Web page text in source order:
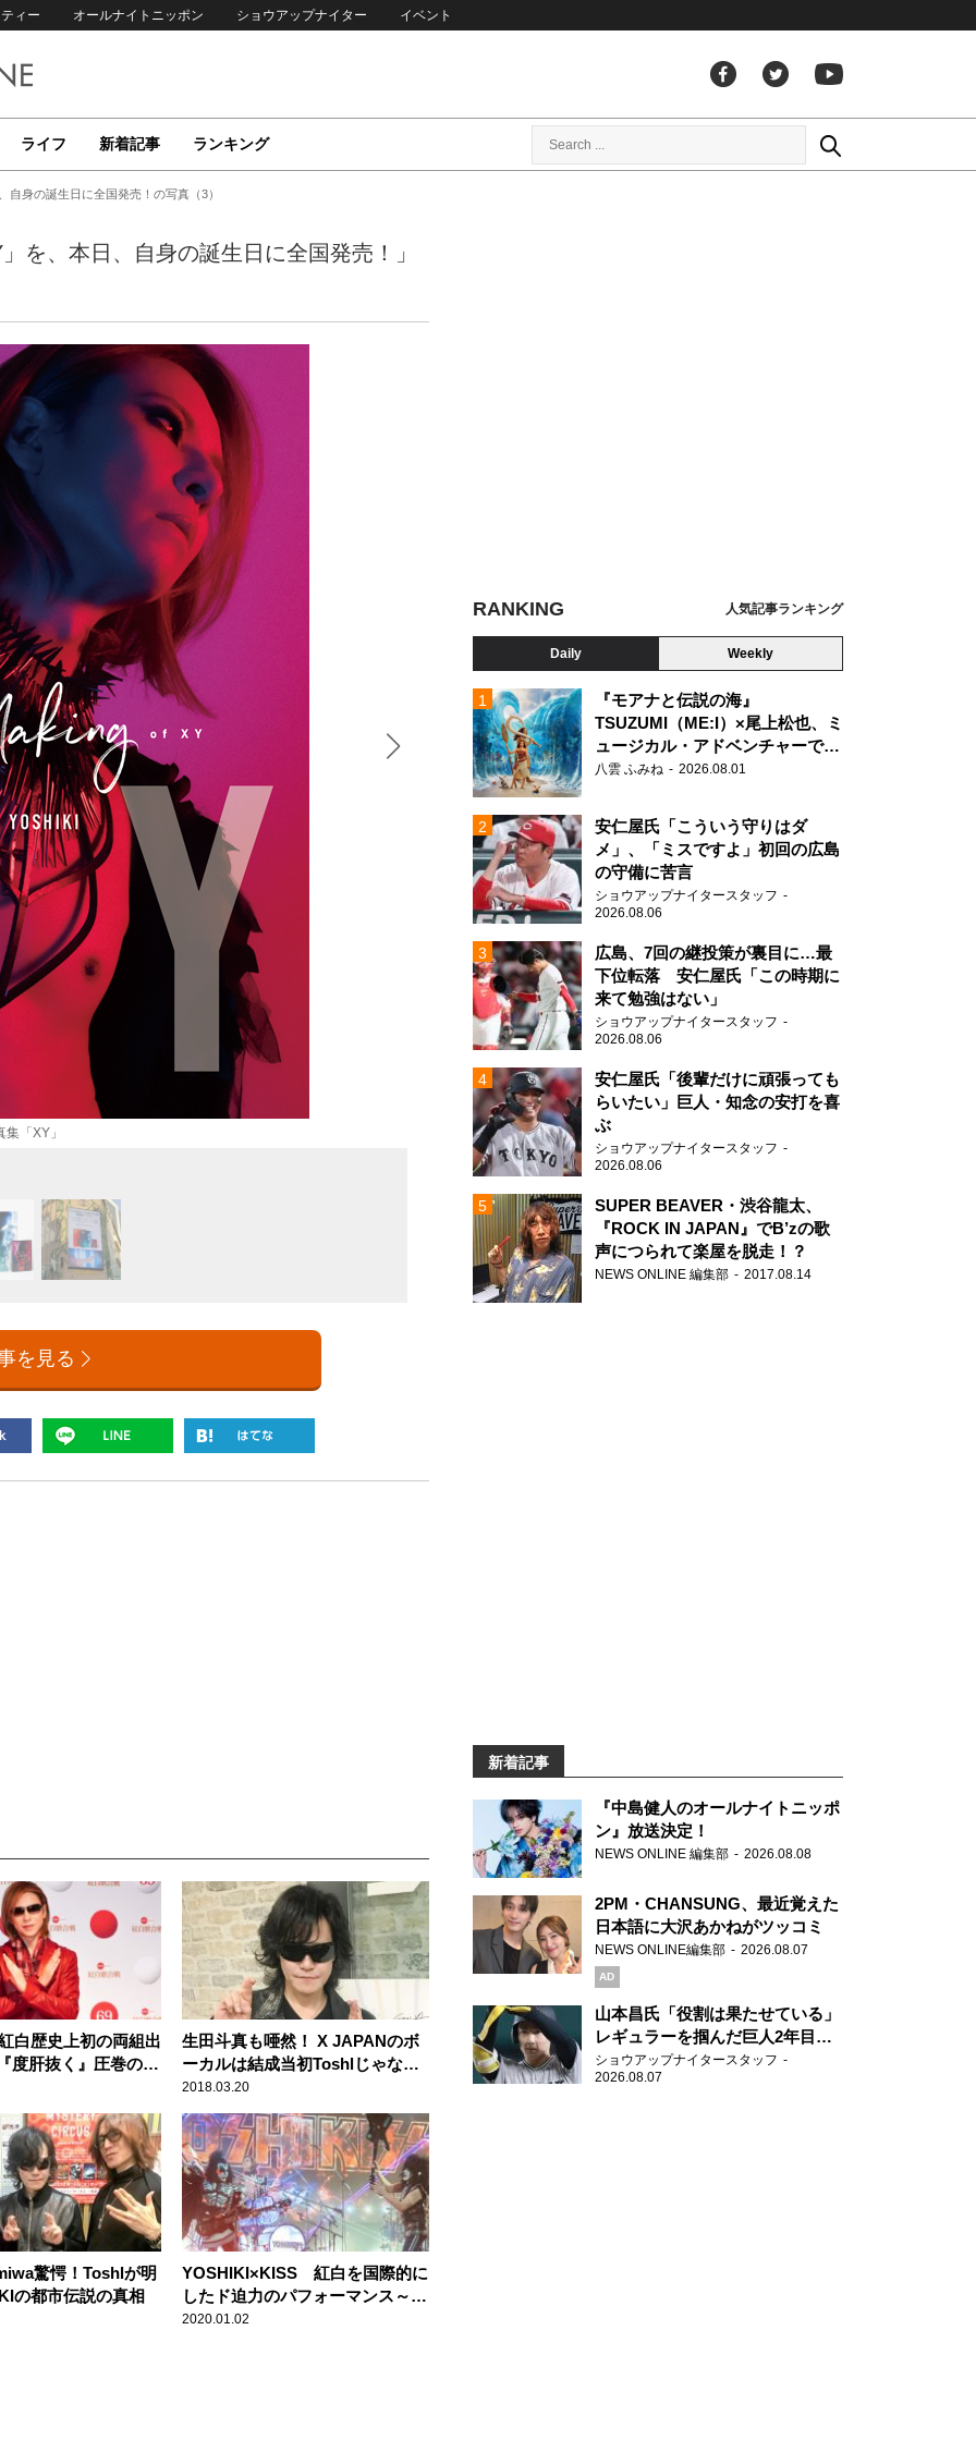
ィー オールナイトニッポン ショウアップナイター イベント
ライフ 新着記事 ランキング
自身の誕生日に全国発売！の写真（3）
を、本日、自身の誕生日に全国発売！」
「XY」
メイキングDVD＆豪華化粧箱入りのプレミアム写真集「XY」
を見る
白歴史上初の両組出
度肝抜く』圧巻のス
生田斗真も唖然！ X JAPANのボ
ーカルは結成当初Toshlじゃなか
った！？
2018.03.20
驚愕！Toshlが明
の都市伝説の真相
YOSHIKI×KISS 紅白を国際的に
したド迫力のパフォーマンス～
米・グラミー賞オフィシャルサイ
2020.01.02
RANKING 人気記事ランキング
Daily Weekly
『モアナと伝説の海』
TSUZUMI（ME:I）×尾上松也、ミ
ュージカル・アドベンチャーで美
声を響かせる
八雲 ふみね 2026.08.01
安仁屋氏「こういう守りはダ
メ」、「ミスですよ」初回の広島
の守備に苦言
ショウアップナイタースタッフ
2026.08.06
広島、7回の継投策が裏目に…最
下位転落 安仁屋氏「この時期に
来て勉強はない」
ショウアップナイタースタッフ
2026.08.06
安仁屋氏「後輩だけに頑張っても
らいたい」巨人・知念の安打を喜
ぶ
ショウアップナイタースタッフ
2026.08.06
SUPER BEAVER・渋谷龍太、
『ROCK IN JAPAN』でB’zの歌
声につられて楽屋を脱走！？
NEWS ONLINE 編集部 2017.08.14
新着記事
『中島健人のオールナイトニッポ
ン』放送決定！
NEWS ONLINE 編集部 2026.08.08
2PM・CHANSUNG、最近覚えた
日本語に大沢あかねがツッコミ
NEWS ONLINE編集部 2026.08.07
AD
山本昌氏「役割は果たせている」
レギュラーを掴んだ巨人2年目の
新人王候補
ショウアップナイタースタッフ
2026.08.07